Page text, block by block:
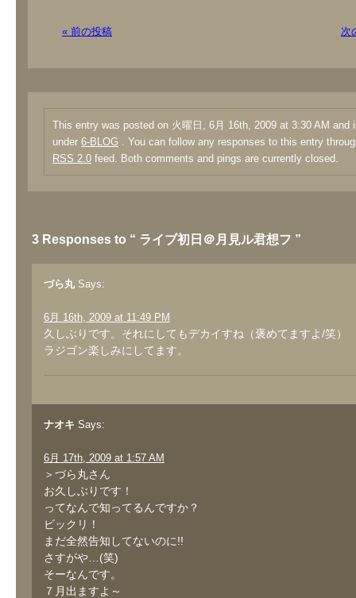
« 前の投稿 次
This entry was posted on 火曜日, 6月 16th, 2009 at 3:30 AM and
under 6-BLOG . You can follow any responses to this entry
RSS 2.0 feed. Both comments and pings are currently closed.
3 Responses to “ ライブ初日＠月見ル君想フ ”
づら丸 Says:
6月 16th, 2009 at 11:49 PM
久しぶりです。それにしてもデカイすね（褒めてますよ/笑）
ラジゴン楽しみにしてます。
ナオキ Says:
6月 17th, 2009 at 1:57 AM
＞づら丸さん
お久しぶりです！
ってなんで知ってるんですか？
ビックリ！
まだ全然告知してないのに!!
さすがや…(笑)
そーなんです。
７月出ますよ～